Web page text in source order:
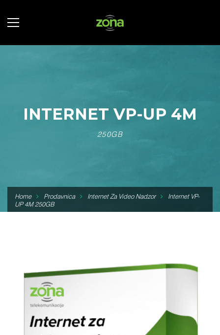
INTERNET VP-UP 4M
250GB
Home Prodavnica Internet Za Video Nadzor Internet VP-
UP 4M 250GB